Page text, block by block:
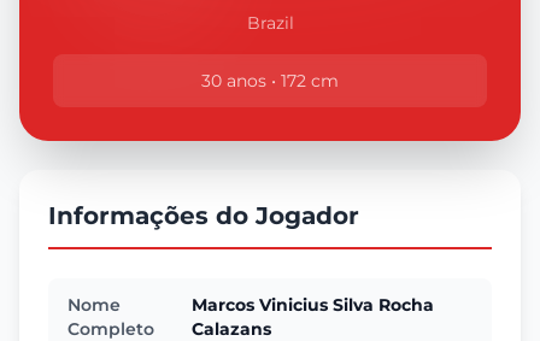
Brazil
30 anos • 172 cm
Informações do Jogador
Nome
Completo
Marcos Vinicius Silva Rocha
Calazans